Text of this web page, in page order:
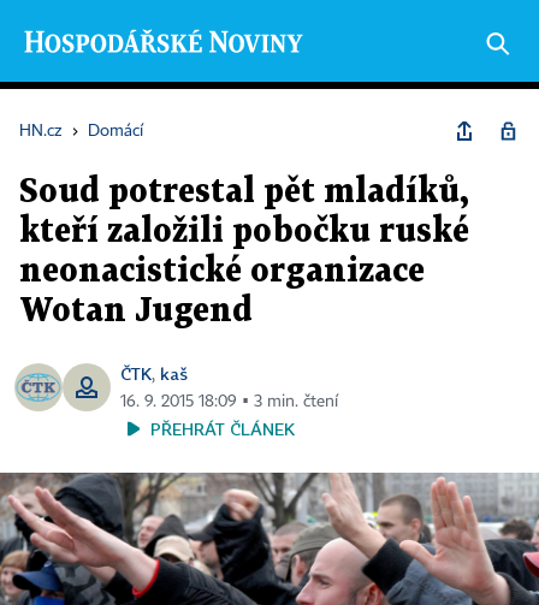
HN.cz › Domácí
Soud potrestal pět mladíků,
kteří založili pobočku ruské
neonacistické organizace
Wotan Jugend
ČTK, kaš
16. 9. 2015 18:09 ▪ 3 min. čtení
PŘEHRÁT ČLÁNEK